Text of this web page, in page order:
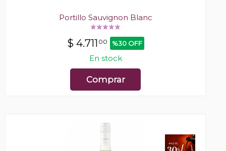
Portillo Sauvignon Blanc
$ 4.711 00 %30 OFF
En stock
Comprar